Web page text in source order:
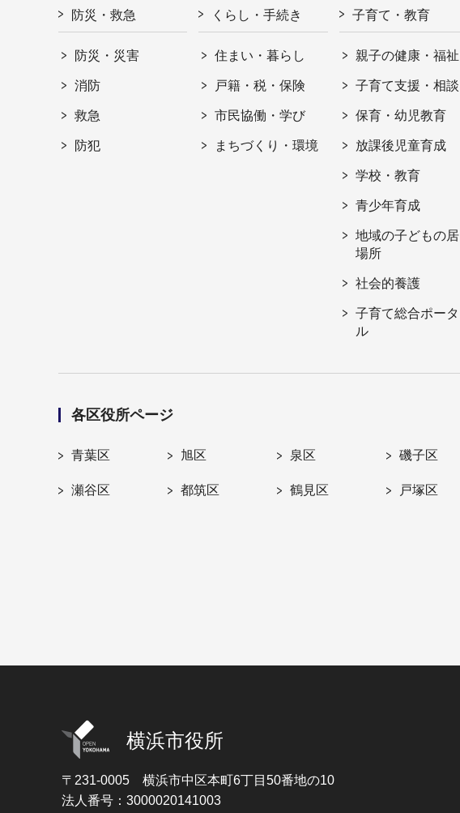
防災・救急
防災・災害
消防
救急
防犯
くらし・手続き
住まい・暮らし
戸籍・税・保険
市民協働・学び
まちづくり・環境
子育て・教育
親子の健康・福祉
子育て支援・相談
保育・幼児教育
放課後児童育成
学校・教育
青少年育成
地域の子どもの居
場所
社会的養護
子育て総合ポータ
ル
各区役所ページ
青葉区 旭区 泉区 磯子区
瀬谷区 都筑区 鶴見区 戸塚区
横浜市役所
〒231-0005 横浜市中区本町6丁目50番地の10
法人番号：3000020141003